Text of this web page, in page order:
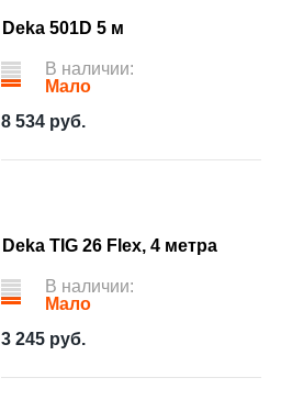
Deka 501D 5 м
В наличии:
Мало
8 534 руб.
Deka TIG 26 Flex, 4 метра
В наличии:
Мало
3 245 руб.